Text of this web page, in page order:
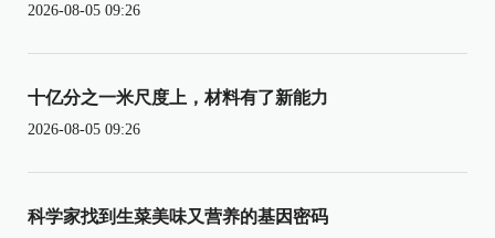
2026-08-05 09:26
十亿分之一米尺度上，材料有了新能力
2026-08-05 09:26
科学家找到生菜美味又营养的基因密码